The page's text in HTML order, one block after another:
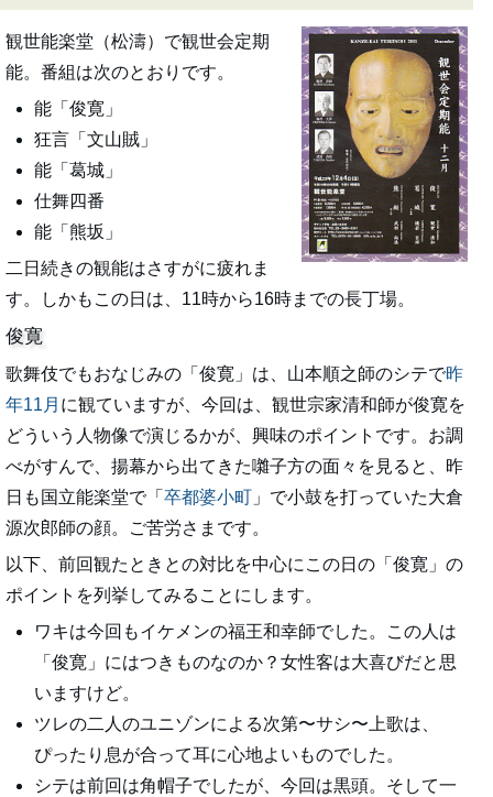
観世能楽堂（松濤）で観世会定期
能。番組は次のとおりです。
能「俊寛」
狂言「文山賊」
能「葛城」
仕舞四番
能「熊坂」
二日続きの観能はさすがに疲れま
す。しかもこの日は、11時から16時までの長丁場。
俊寛
歌舞伎でもおなじみの「俊寛」は、山本順之師のシテで昨
年11月 に観ていますが、今回は、観世宗家清和師が俊寛を
どういう人物像で演じるかが、興味のポイントです。お調
べがすんで、揚幕から出てきた囃子方の面々を見ると、昨
日も国立能楽堂で「 卒都婆小町 」で小鼓を打っていた大倉
源次郎師の顔。ご苦労さまです。
以下、前回観たときとの対比を中心にこの日の「俊寛」の
ポイントを列挙してみることにします。
ワキは今回もイケメンの福王和幸師でした。この人は
「俊寛」にはつきものなのか？女性客は大喜びだと思
いますけど。
ツレの二人のユニゾンによる次第〜サシ〜上歌は、
ぴったり息が合って耳に心地よいものでした。
シテは前回は角帽子でしたが、今回は黒頭。そして一